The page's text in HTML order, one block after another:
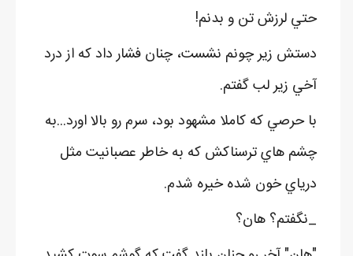
حتي لرزش تن و بدنم!
دستش زير چونم نشست، چنان فشار داد که از درد
آخي زير لب گفتم.
با حرصي که کاملا مشهود بود، سرم رو بالا اورد...به
چشم هاي ترسناکش که به خاطر عصبانيت مثل
درياي خون شده خيره شدم.
_نگفتم؟ هان؟